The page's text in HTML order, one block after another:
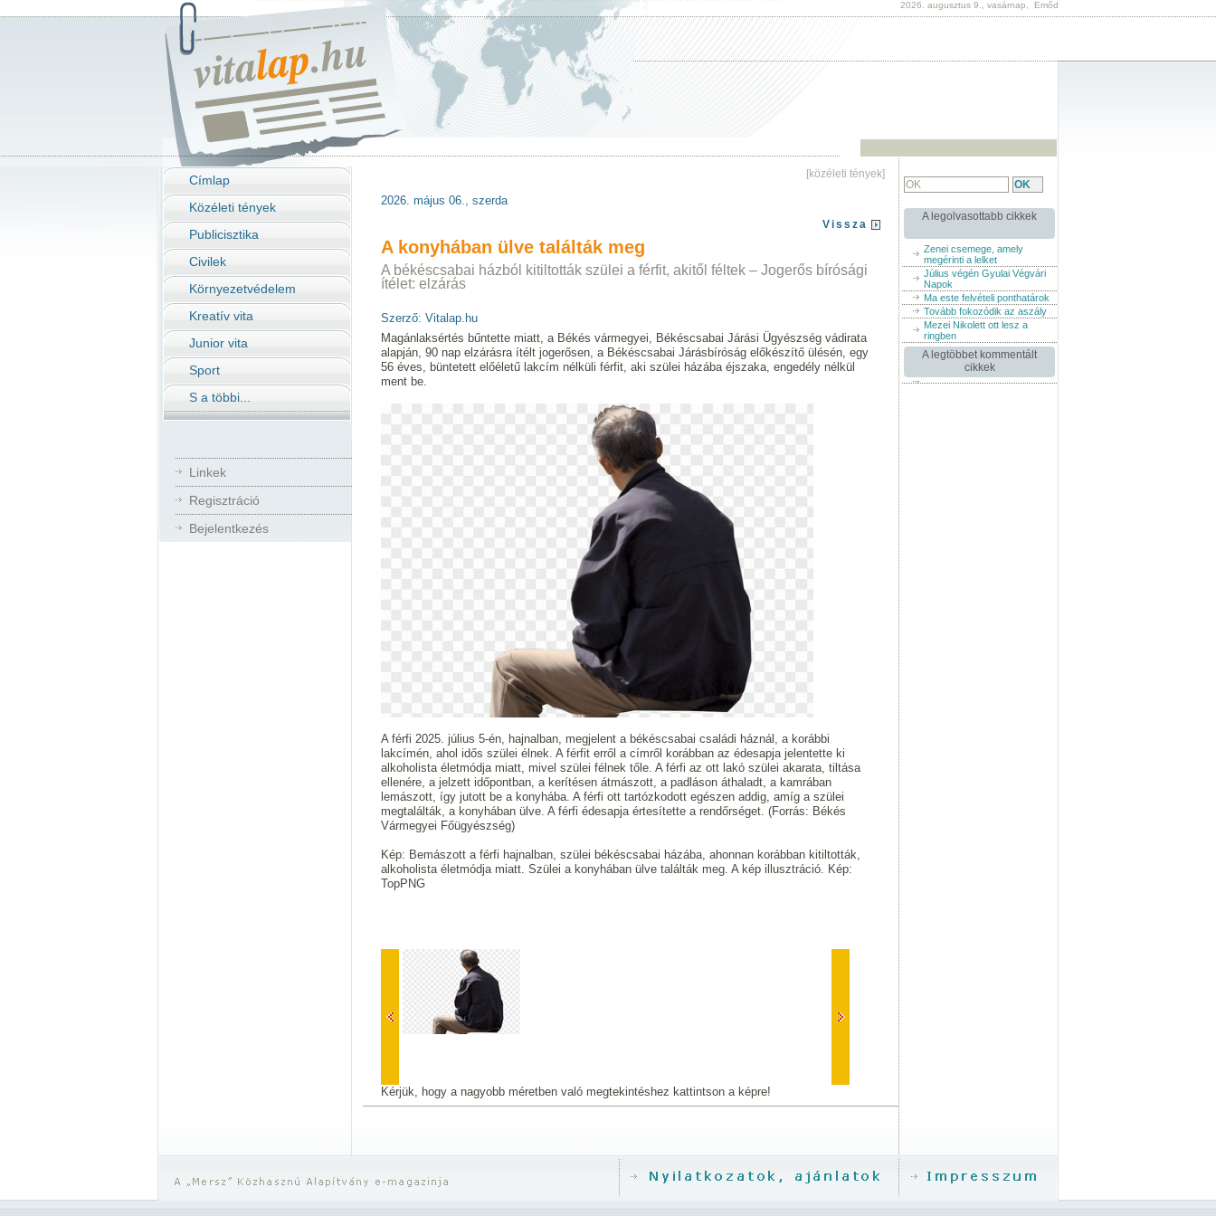
2026. augusztus 9., vasárnap, Emőd
Címlap
Közéleti tények
Publicisztika
Civilek
Környezetvédelem
Kreatív vita
Junior vita
Sport
S a többi...
Linkek
Regisztráció
Bejelentkezés
[közéleti tények]
2026. május 06., szerda
Vissza
A konyhában ülve találták meg
A békéscsabai házból kitiltották szülei a férfit, akitől féltek – Jogerős bírósági
ítélet: elzárás
Szerző: Vitalap.hu
Magánlaksértés bűntette miatt, a Békés vármegyei, Békéscsabai Járási Ügyészség vádirata
alapján, 90 nap elzárásra ítélt jogerősen, a Békéscsabai Járásbíróság előkészítő ülésén, egy
56 éves, büntetett előéletű lakcím nélküli férfit, aki szülei házába éjszaka, engedély nélkül
ment be.
A férfi 2025. július 5-én, hajnalban, megjelent a békéscsabai családi háznál, a korábbi
lakcímén, ahol idős szülei élnek. A férfit erről a címről korábban az édesapja jelentette ki
alkoholista életmódja miatt, mivel szülei félnek tőle. A férfi az ott lakó szülei akarata, tiltása
ellenére, a jelzett időpontban, a kerítésen átmászott, a padláson áthaladt, a kamrában
lemászott, így jutott be a konyhába. A férfi ott tartózkodott egészen addig, amíg a szülei
megtalálták, a konyhában ülve. A férfi édesapja értesítette a rendőrséget. (Forrás: Békés
Vármegyei Főügyészség)
Kép: Bemászott a férfi hajnalban, szülei békéscsabai házába, ahonnan korábban kitiltották,
alkoholista életmódja miatt. Szülei a konyhában ülve találták meg. A kép illusztráció. Kép:
TopPNG
Kérjük, hogy a nagyobb méretben való megtekintéshez kattintson a képre!
A legolvasottabb cikkek
Zenei csemege, amely
megérinti a lelket
Július végén Gyulai Végvári
Napok
Ma este felvételi ponthatárok
Tovább fokozódik az aszály
Mezei Nikolett ott lesz a
ringben
A legtöbbet kommentált
cikkek